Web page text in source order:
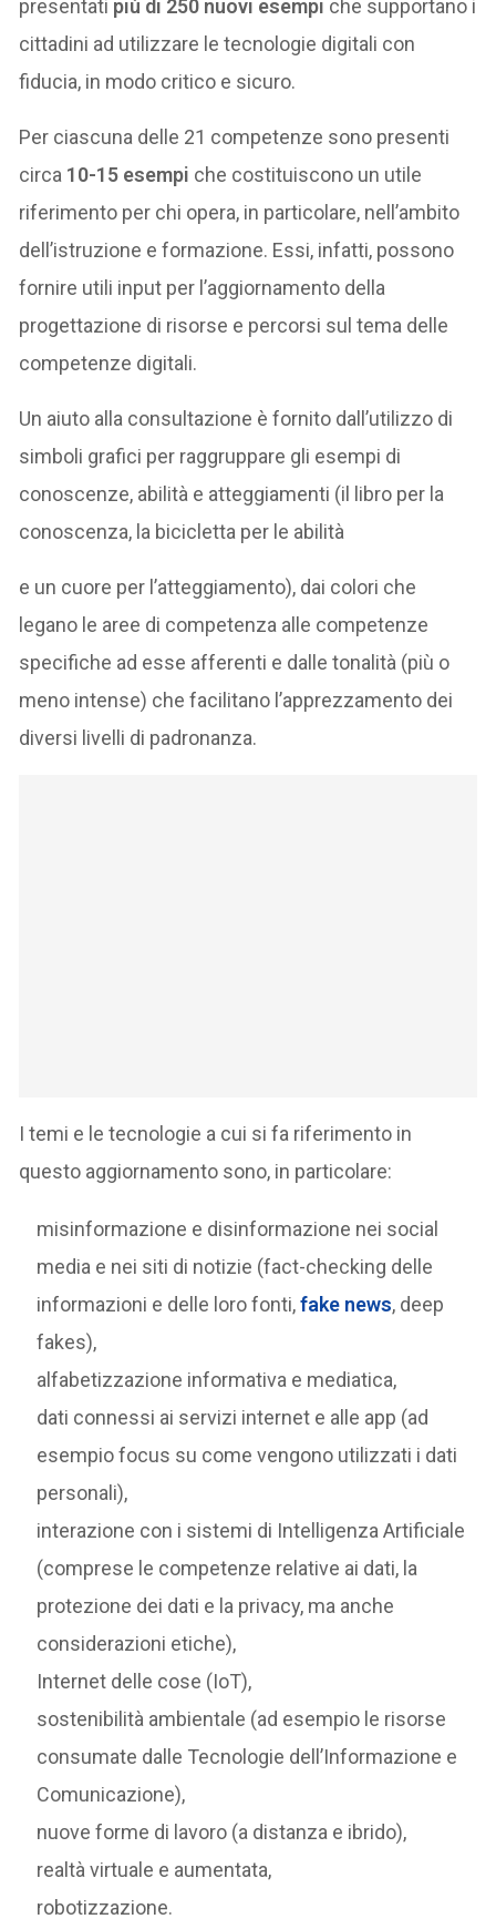
presentati più di 250 nuovi esempi che supportano i
cittadini ad utilizzare le tecnologie digitali con
fiducia, in modo critico e sicuro.
Per ciascuna delle 21 competenze sono presenti
circa 10-15 esempi che costituiscono un utile
riferimento per chi opera, in particolare, nell’ambito
dell’istruzione e formazione. Essi, infatti, possono
fornire utili input per l’aggiornamento della
progettazione di risorse e percorsi sul tema delle
competenze digitali.
Un aiuto alla consultazione è fornito dall’utilizzo di
simboli grafici per raggruppare gli esempi di
conoscenze, abilità e atteggiamenti (il libro per la
conoscenza, la bicicletta per le abilità
e un cuore per l’atteggiamento), dai colori che
legano le aree di competenza alle competenze
specifiche ad esse afferenti e dalle tonalità (più o
meno intense) che facilitano l’apprezzamento dei
diversi livelli di padronanza.
I temi e le tecnologie a cui si fa riferimento in
questo aggiornamento sono, in particolare:
misinformazione e disinformazione nei social
media e nei siti di notizie (fact-checking delle
informazioni e delle loro fonti,fake news, deep
fakes),
alfabetizzazione informativa e mediatica,
dati connessi ai servizi internet e alle app (ad
esempio focus su come vengono utilizzati i dati
personali),
interazione con i sistemi di Intelligenza Artificiale
(comprese le competenze relative ai dati, la
protezione dei dati e la privacy, ma anche
considerazioni etiche),
Internet delle cose (IoT),
sostenibilità ambientale (ad esempio le risorse
consumate dalle Tecnologie dell’Informazione e
Comunicazione),
nuove forme di lavoro (a distanza e ibrido),
realtà virtuale e aumentata,
robotizzazione.